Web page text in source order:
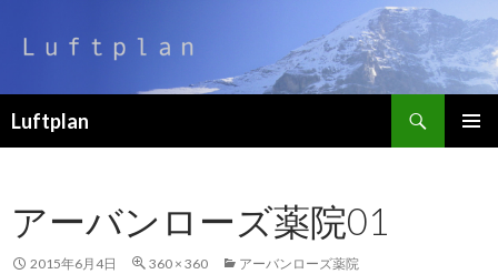
Luftplan
索
ン
ツ
へ
アーバンローズ薬院01
2015年6月4日 360 × 360 アーバンローズ薬院